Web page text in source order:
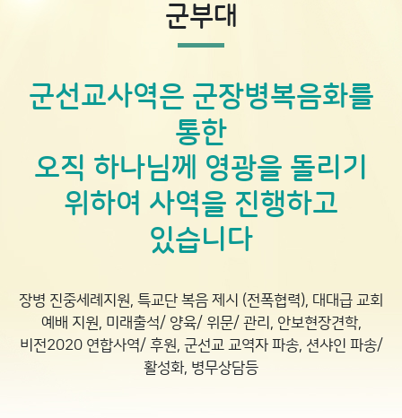
군부대
군선교사역은 군장병복음화를
통한
오직 하나님께 영광을 돌리기
위하여 사역을 진행하고
있습니다
장병 진중세례지원, 특교단 복음 제시 (전폭협력), 대대급 교회
예배 지원, 미래출석/ 양육/ 위문/ 관리, 안보현장견학,
비전2020 연합사역/ 후원, 군선교 교역자 파송, 션샤인 파송/
활성화, 병무상담등